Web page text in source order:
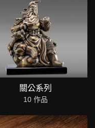
關公系列
10 作品